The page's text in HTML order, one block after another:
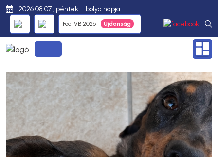
2026.08.07., péntek - Ibolya napja
Foci VB 2026